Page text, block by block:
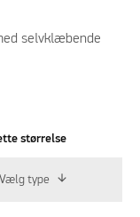
selvklæbende
størrelse
Vælg type